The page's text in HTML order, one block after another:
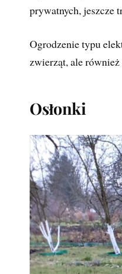
prywatnych, jeszcze
Ogrodzenie typu
zwierząt, ale
Osłonki